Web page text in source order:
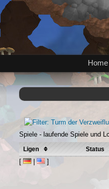
Home
Spiele - laufende Spiele und
Ligen Status
[ | ]